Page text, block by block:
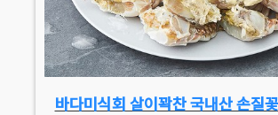
바다미식회 살이꽉찬 국내산 손질